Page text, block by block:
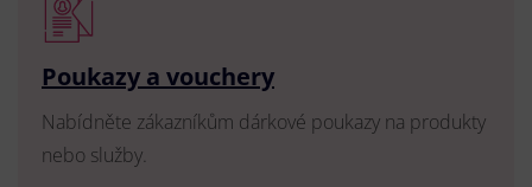
Poukazy a vouchery
Nabídněte zákazníkům dárkové poukazy na produkty
nebo služby.